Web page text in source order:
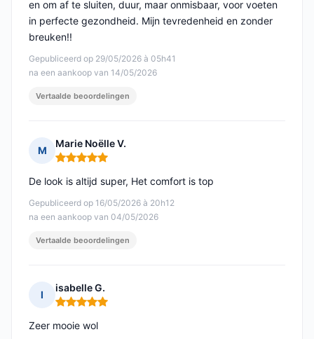
Gepubliceerd op 29/05/2026 à 05h41
na een aankoop van 14/05/2026
en om af te sluiten, duur, maar onmisbaar, voor voeten
in perfecte gezondheid. Mijn tevredenheid en zonder
breuken!!
Vertaalde beoordelingen
M
Marie Noëlle V.
Opmerking: 5 van 5
Gepubliceerd op 16/05/2026 à 20h12
na een aankoop van 04/05/2026
De look is altijd super, Het comfort is top
Vertaalde beoordelingen
I
isabelle G.
Opmerking: 5 van 5
Zeer mooie wol